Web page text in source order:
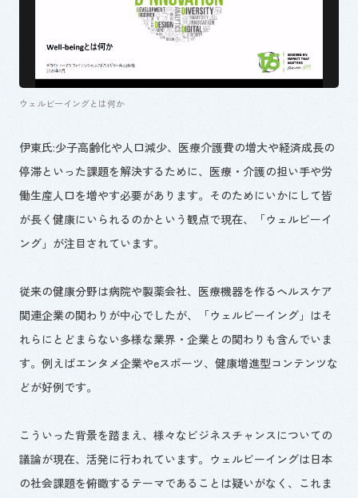
ウェルビーイングとは何か
伊東氏:少子高齢化や人口減少、医療介護費の増大や経済成長の
停滞といった課題を解決するために、医療・介護の担い手や労
働生産人口を増やす必要があります。そのためにいかにして皆
が長く健康にいられるのかという観点で現在、「ウェルビーイ
ング」が注目されています。
従来の健康分野は病院や製薬会社、医療機器を作るヘルスケア
関連企業の関わりが中心でしたが、「ウェルビーイング」はそ
れらにとどまらない多様な業界・企業との関わりも含んでいま
す。例えばエンタメ企業やeスポーツ、健康増進型コンテンツな
どが好例です。
こういった背景を踏まえ、様々なビジネスチャンスについての
議論が現在、活発に行われています。ウェルビーイングは日本
の社会課題を俯瞰するテーマであることは疑いがなく、これま